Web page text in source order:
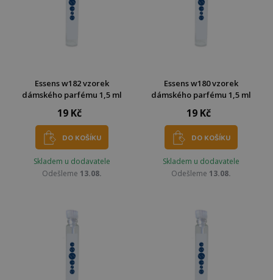
Essens w182 vzorek
dámského parfému 1,5 ml
19 Kč
DO KOŠÍKU
Skladem u dodavatele
Odešleme 13.08.
Essens w180 vzorek
dámského parfému 1,5 ml
19 Kč
DO KOŠÍKU
Skladem u dodavatele
Odešleme 13.08.